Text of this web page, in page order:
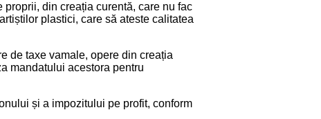
din creația curentă, care nu fac
plastici, care să ateste calitatea
de taxe vamale, opere din creația
mandatului acestora pentru
și a impozitului pe profit, conform